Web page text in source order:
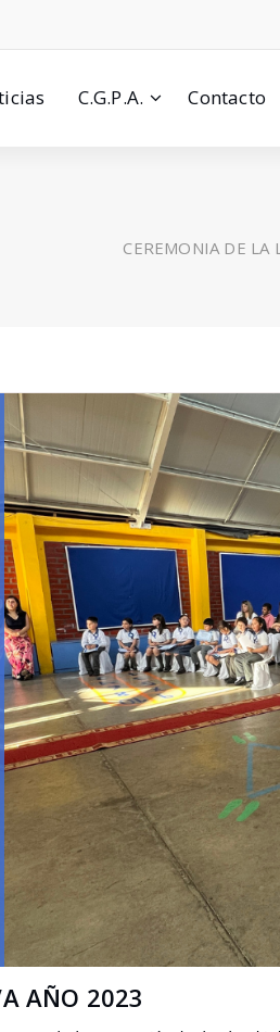
C.G.P.A. Contacto
CEREMONIA DE LA
AÑO 2023